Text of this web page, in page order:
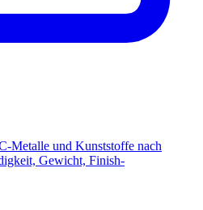
Metalle und Kunststoffe nach
Gewicht, Finish-